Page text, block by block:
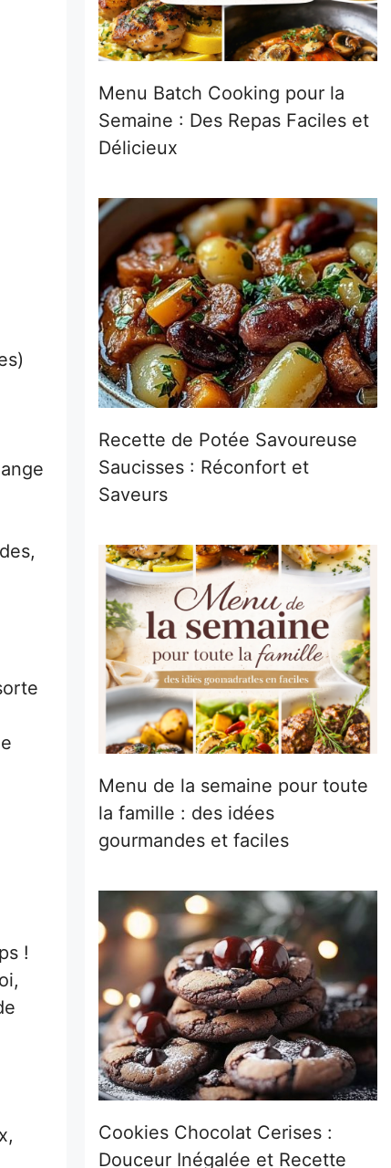
!
Menu Batch Cooking pour la
Semaine : Des Repas Faciles et
Délicieux
Recette de Potée Savoureuse
Saucisses : Réconfort et
Saveurs
Menu de la semaine pour toute
la famille : des idées
gourmandes et faciles
Cookies Chocolat Cerises :
Douceur Inégalée et Recette